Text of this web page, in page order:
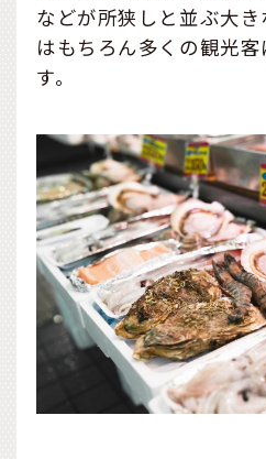
などが所狭しと並ぶ大
はもちろん多くの観光
す。